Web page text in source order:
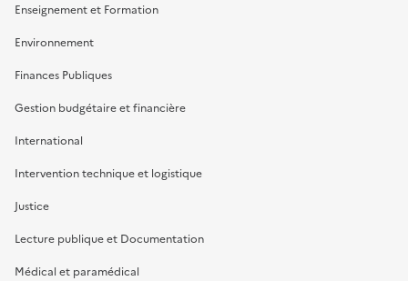
Enseignement et Formation
Environnement
Finances Publiques
Gestion budgétaire et financière
International
Intervention technique et logistique
Justice
Lecture publique et Documentation
Médical et paramédical